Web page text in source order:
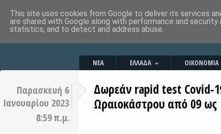
ΝΕΑ ΕΛΛΑΔΑ ΟΙΚΟΝΟΜΙΑ
Παρασκευή 6
Ιανουαρίου 2023
8:59 π.μ.
Δωρεάν rapid test Covid-
Ωραιοκάστρου από 09 ως
This site uses cookies from Google to deliver its services
are shared with Google along with performance and
statistics, and to detect and address abuse.